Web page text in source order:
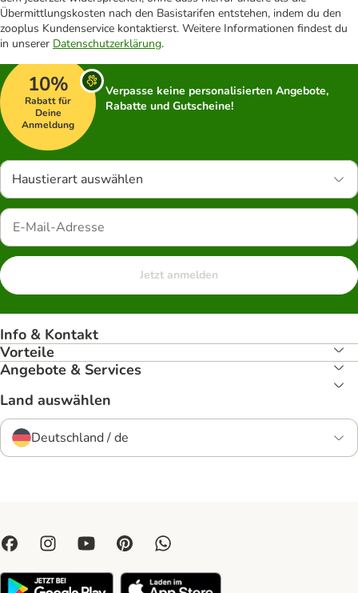
Übermittlungskosten nach den Basistarifen entstehen, indem du den
zooplus Kundenservice kontaktierst. Weitere Informationen findest du
in unserer Datenschutzerklärung.
10%
Rabatt für
Deine
Anmeldung
Verpasse keine personalisierten Angebote,
Rabatte und Gutscheine!
Haustierart auswählen
Jetzt anmelden
Info & Kontakt
Vorteile
Angebote & Services
Land auswählen
Deutschland / de